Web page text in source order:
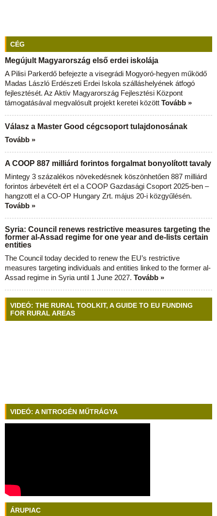
CÉG
Megújult Magyarország első erdei iskolája
A Pilisi Parkerdő befejezte a visegrádi Mogyoró-hegyen működő
Madas László Erdészeti Erdei Iskola szálláshelyének átfogó
fejlesztését. Az Aktív Magyarország Fejlesztési Központ
támogatásával megvalósult projekt keretei között Tovább »
Válasz a Master Good cégcsoport tulajdonosának
Tovább »
A COOP 887 milliárd forintos forgalmat bonyolított tavaly
Mintegy 3 százalékos növekedésnek köszönhetően 887 milliárd
forintos árbevételt ért el a COOP Gazdasági Csoport 2025-ben –
hangzott el a CO-OP Hungary Zrt. május 20-i közgyűlésén.
Tovább »
Syria: Council renews restrictive measures targeting the
former al-Assad regime for one year and de-lists certain
entities
The Council today decided to renew the EU’s restrictive
measures targeting individuals and entities linked to the former al-
Assad regime in Syria until 1 June 2027. Tovább »
VIDEÓ: THE RURAL TOOLKIT, A GUIDE TO EU FUNDING
FOR RURAL AREAS
VIDEÓ: A NITROGÉN MŰTRÁGYA
ÁRUPIAC